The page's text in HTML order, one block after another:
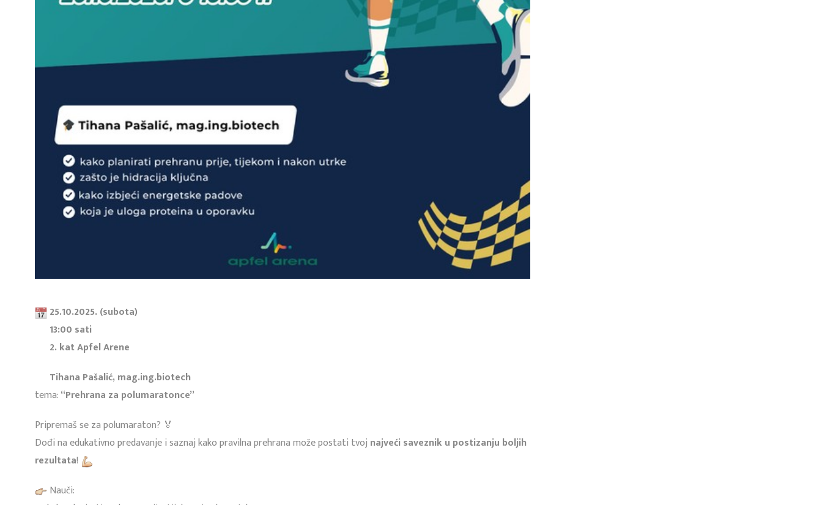
25.10.2025. (subota)
13:00 sati
2. kat Apfel Arene
Tihana Pašalić, mag.ing.biotech
tema:“Prehrana za polumaratonce”
Pripremaš se za polumaraton? 🏅
Dođi na edukativno predavanje i saznaj kako pravilna prehrana može postati tvoj najveći saveznik u postizanju boljih
rezultata!
Nauči: